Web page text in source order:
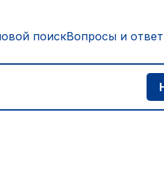
поискВопросы и